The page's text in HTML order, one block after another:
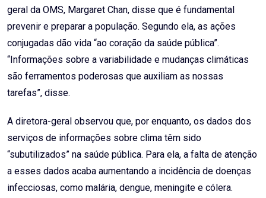
geral da OMS, Margaret Chan, disse que é fundamental
prevenir e preparar a população. Segundo ela, as ações
conjugadas dão vida “ao coração da saúde pública”.
“Informações sobre a variabilidade e mudanças climáticas
são ferramentos poderosas que auxiliam as nossas
tarefas”, disse.
A diretora-geral observou que, por enquanto, os dados dos
serviços de informações sobre clima têm sido
“subutilizados” na saúde pública. Para ela, a falta de atenção
a esses dados acaba aumentando a incidência de doenças
infecciosas, como malária, dengue, meningite e cólera.